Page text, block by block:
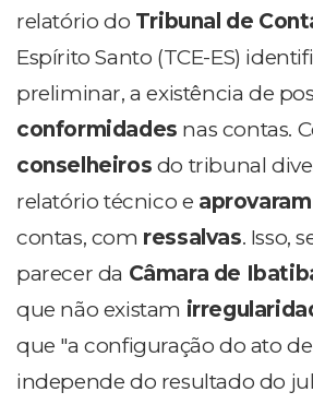
relatório do Tribunal de
Espírito Santo (TCE-ES)
preliminar, a existência de
conformidades nas contas.
conselheiros do tribunal
relatório técnico e
contas, com ressalvas. Isso,
parecer da Câmara de
que não existam
que "a configuração do ato
independe do resultado do